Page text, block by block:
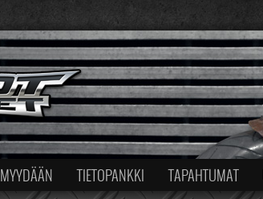
MYYDÄÄN TIETOPANKKI TAPAHTUMAT